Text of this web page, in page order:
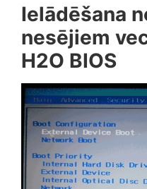
Ielādēšana
nesējiem
H2O BIOS